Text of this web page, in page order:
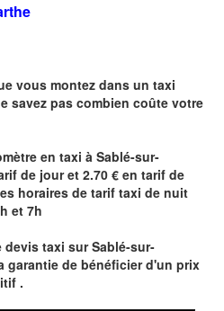
vous montez dans un taxi
savez pas combien coûte votre
en taxi à Sablé-sur-
de jour et 2.70 € en tarif de
horaires de tarif taxi de nuit
et 7h
devis taxi sur Sablé-sur-
garantie de bénéficier d'un prix
.